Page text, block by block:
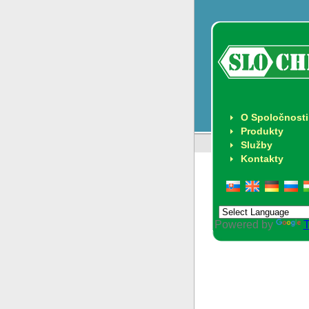
O Spoločnosti
Produkty
Služby
Kontakty
Powered by